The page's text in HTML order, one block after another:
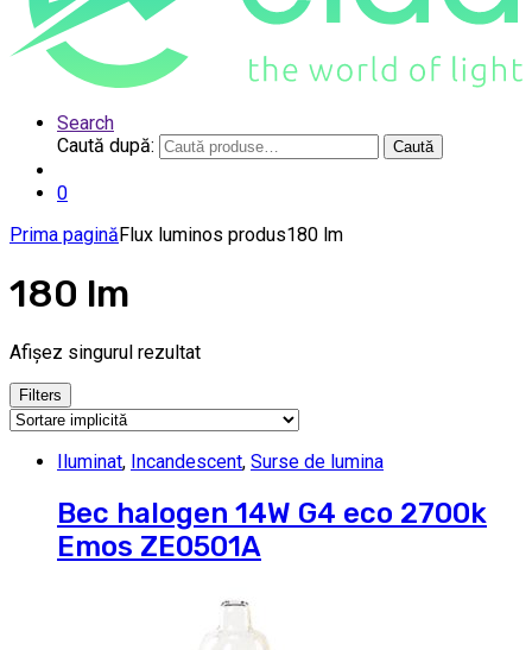
Search
Caută după:
Caută
0
Prima paginăFlux luminos produs180 lm
180 lm
Afișez singurul rezultat
Filters
Iluminat, Incandescent, Surse de lumina
Bec halogen 14W G4 eco 2700k
Emos ZE0501A